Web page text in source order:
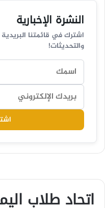
النشرة الإخبارية
اشترك في قائمتنا
والتحديثات!